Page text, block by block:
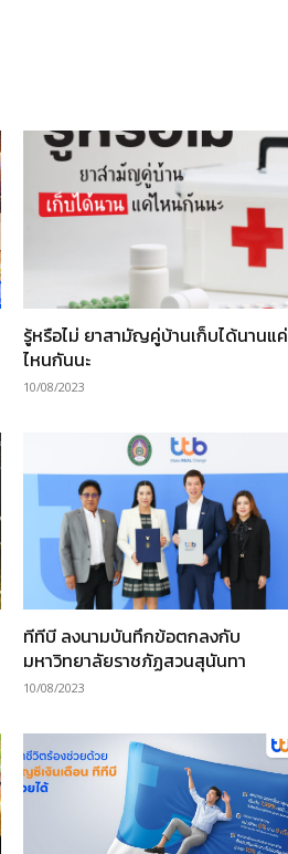
รู้หรือไม่ ยาสามัญคู่บ้านเก็บได้นานแค่
ไหนกันนะ
10/08/2023
ทีทีบี ลงนามบันทึกข้อตกลงกับ
มหาวิทยาลัยราชภัฏสวนสุนันทา
10/08/2023